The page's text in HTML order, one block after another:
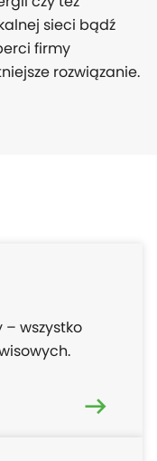
sieci bądź
firmy
rozwiązanie.
– wszystko